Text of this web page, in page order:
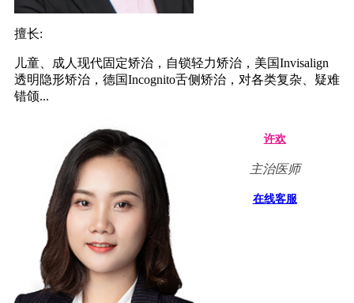
擅长:
儿童、成人现代固定矫治，自锁轻力矫治，美国Invisalign
透明隐形矫治，德国Incognito舌侧矫治，对各类复杂、疑难
错颌...
许欢
主治医师
在线客服